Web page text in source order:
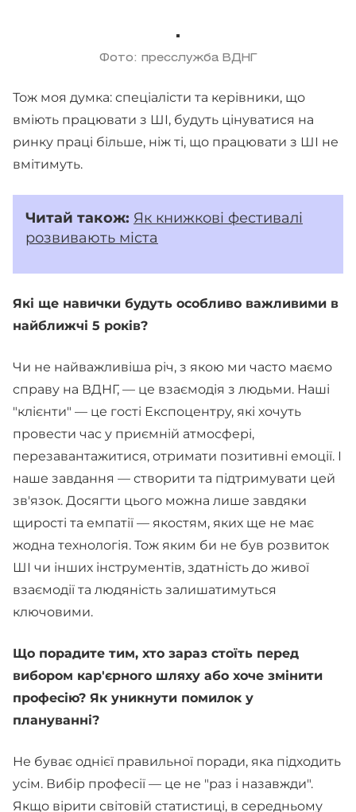
Фото: пресслужба ВДНГ
Тож моя думка: спеціалісти та керівники, що
вміють працювати з ШІ, будуть цінуватися на
ринку праці більше, ніж ті, що працювати з ШІ не
вмітимуть.
Читай також: Як книжкові фестивалі
розвивають міста
Які ще навички будуть особливо важливими в
найближчі 5 років?
Чи не найважливіша річ, з якою ми часто маємо
справу на ВДНГ, — це взаємодія з людьми. Наші
"клієнти" — це гості Експоцентру, які хочуть
провести час у приємній атмосфері,
перезавантажитися, отримати позитивні емоції. І
наше завдання — створити та підтримувати цей
зв'язок. Досягти цього можна лише завдяки
щирості та емпатії — якостям, яких ще не має
жодна технологія. Тож яким би не був розвиток
ШІ чи інших інструментів, здатність до живої
взаємодії та людяність залишатимуться
ключовими.
Що порадите тим, хто зараз стоїть перед
вибором кар'єрного шляху або хоче змінити
професію? Як уникнути помилок у
плануванні?
Не буває однієї правильної поради, яка підходить
усім. Вибір професії — це не "раз і назавжди".
Якщо вірити світовій статистиці, в середньому